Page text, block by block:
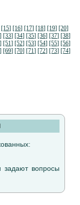
[15] [16] [17] [18] [19] [20]
[33] [34] [35] [36] [37] [38]
[51] [52] [53] [54] [55] [56]
[69] [70] [71] [72] [73] [74]
задают вопросы